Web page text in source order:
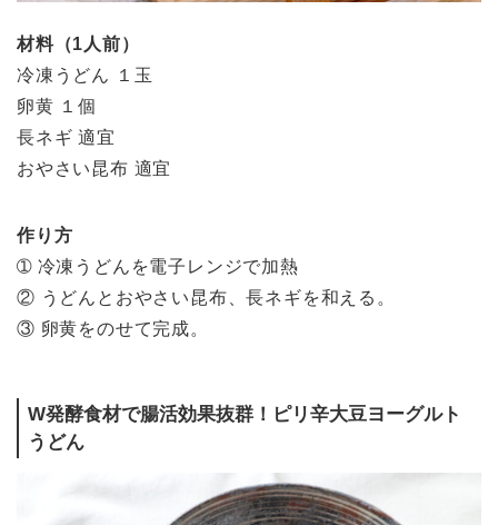
材料（1人前）
冷凍うどん １玉
卵黄 １個
長ネギ 適宜
おやさい昆布 適宜
作り方
➀ 冷凍うどんを電子レンジで加熱
② うどんとおやさい昆布、長ネギを和える。
③ 卵黄をのせて完成。
W発酵食材で腸活効果抜群！ピリ辛大豆ヨーグルト
うどん